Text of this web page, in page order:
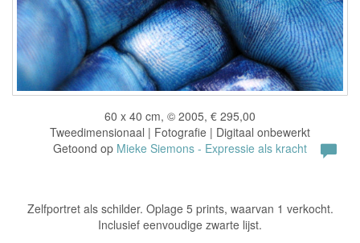
60 x 40 cm, © 2005, € 295,00
Tweedimensionaal | Fotografie | Digitaal onbewerkt
Getoond op Mieke Siemons - Expressie als kracht
Zelfportret als schilder. Oplage 5 prints, waarvan 1 verkocht.
Inclusief eenvoudige zwarte lijst.